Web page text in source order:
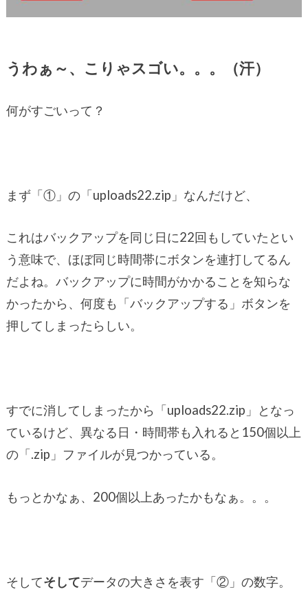
うわぁ～、こりゃスゴい。。。（汗）
何がすごいって？
まず「①」の「uploads22.zip」なんだけど、
これはバックアップを同じ日に22回もしていたとい
う意味で、ほぼ同じ時間帯にボタンを連打してるん
だよね。バックアップに時間がかかることを知らな
かったから、何度も「バックアップする」ボタンを
押してしまったらしい。
すでに消してしまったから「uploads22.zip」となっ
ているけど、異なる日・時間帯も入れると150個以上
の「.zip」ファイルが見つかっている。
もっとかなぁ、200個以上あったかもなぁ。。。
そしてそしてデータの大きさを表す「②」の数字。